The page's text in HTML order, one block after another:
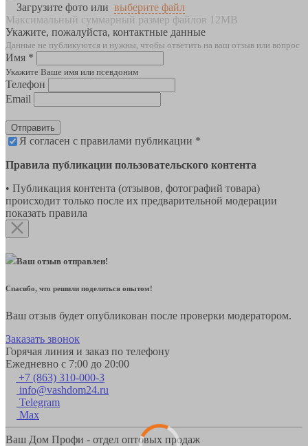
Загрузите фото или выберите файл
Максимальный суммарный размер файлов 12MB
Укажите, пожалуйста, контактные данные
Данные не публикуются и нужны, чтобы ответить на ваш отзыв или вопрос
Имя *
Укажите Ваше имя или псевдоним
Телефон
Email
Отправить
Я согласен с правилами публикации *
Правила публикации пользовательского контента
• Публикация контента (отзывов, фотографий товара)
происходит только после их предварительной модерации
показать правила
Ваш отзыв отправлен!
Спасибо, что решили поделиться опытом!
Ваш отзыв будет опубликован после проверки модератором.
Заказать звонок
Горячая линия и заказ по телефону
Ежедневно с 7:00 до 20:00
+7 (863) 310-000-3
info@vashdom24.ru
Telegram
Max
Ваш Дом Профи - отдел оптовых продаж